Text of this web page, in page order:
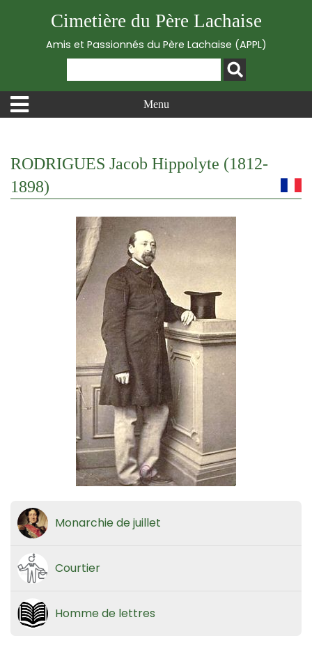
Cimetière du Père Lachaise
Amis et Passionnés du Père Lachaise (APPL)
Menu
RODRIGUES Jacob Hippolyte (1812-
1898)
Monarchie de juillet
Courtier
Homme de lettres